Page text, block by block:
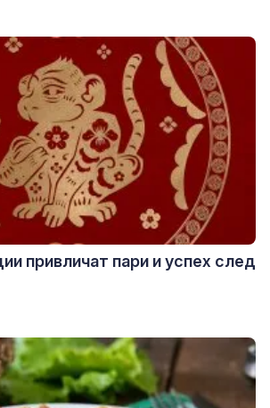
привличат пари и успех след